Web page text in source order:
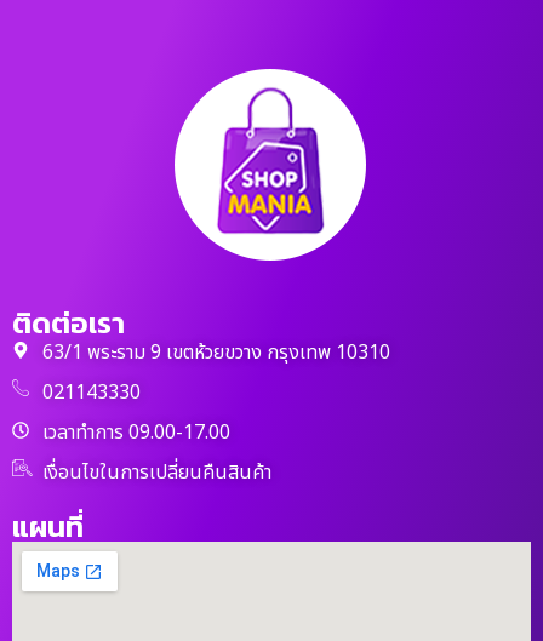
ติดต่อเรา
63/1 พระราม 9 เขตห้วยขวาง กรุงเทพ 10310
021143330
เวลาทำการ 09.00-17.00
เงื่อนไขในการเปลี่ยนคืนสินค้า
แผนที่